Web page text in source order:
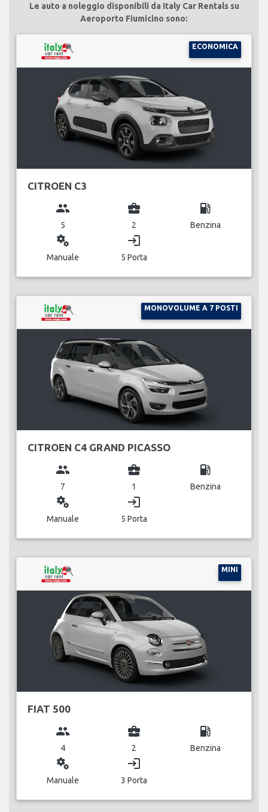
Le auto a noleggio disponibili da Italy Car Rentals su
Aeroporto Fiumicino sono:
ECONOMICA
CITROEN C3
group
5
business_center
2
local_gas_station
Benzina
miscellaneous_services
Manuale
login
5 Porta
MONOVOLUME A 7 POSTI
CITROEN C4 GRAND PICASSO
group
7
business_center
1
local_gas_station
Benzina
miscellaneous_services
Manuale
login
5 Porta
MINI
FIAT 500
group
4
business_center
2
local_gas_station
Benzina
miscellaneous_services
Manuale
login
3 Porta